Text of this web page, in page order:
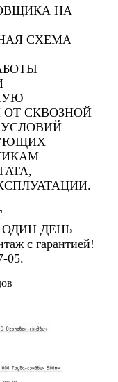
НА
СХЕМА
СКВОЗНОЙ
ДЕНЬ
с гарантией!
05.